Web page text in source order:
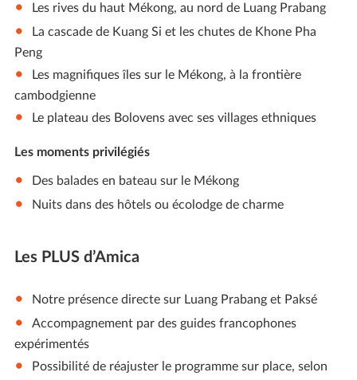
Les rives du haut Mékong, au nord de Luang Prabang
La cascade de Kuang Si et les chutes de Khone Pha
Peng
Les magnifiques îles sur le Mékong, à la frontière
cambodgienne
Le plateau des Bolovens avec ses villages ethniques
Les moments privilégiés
Des balades en bateau sur le Mékong
Nuits dans des hôtels ou écolodge de charme
Les PLUS d’Amica
Notre présence directe sur Luang Prabang et Paksé
Accompagnement par des guides francophones
expérimentés
Possibilité de réajuster le programme sur place, selon